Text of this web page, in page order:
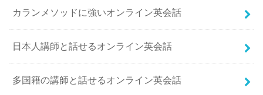
カランメソッドに強いオンライン英会話
日本人講師と話せるオンライン英会話
多国籍の講師と話せるオンライン英会話